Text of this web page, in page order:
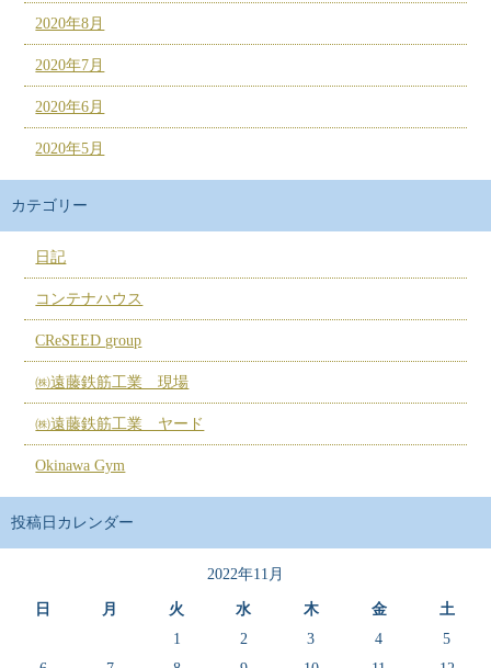
2020年8月
2020年7月
2020年6月
2020年5月
カテゴリー
日記
コンテナハウス
CReSEED group
㈱遠藤鉄筋工業 現場
㈱遠藤鉄筋工業 ヤード
Okinawa Gym
投稿日カレンダー
2022年11月
日 月 火 水 木 金
土
1
2 3 4
5